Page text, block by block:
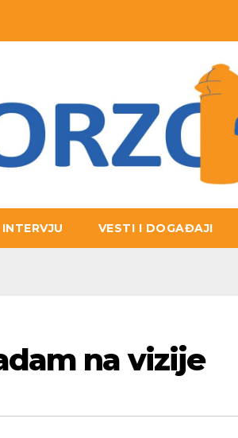
INTERVJU VESTI I DOGAĐAJI
na vizije